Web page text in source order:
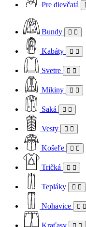
Pre dievčatá
Bundy
Kabáty
Svetre
Mikiny
Saká
Vesty
Košeľe
Tričká
Tepláky
Nohavice
Kraťasy